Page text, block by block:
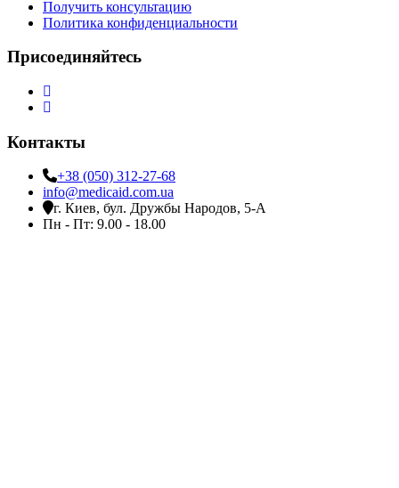
Получить консультацию
Политика конфиденциальности
Присоединяйтесь
Контакты
+38 (050) 312-27-68
info@medicaid.com.ua
г. Киев, бул. Дружбы Народов, 5-А
Пн - Пт: 9.00 - 18.00